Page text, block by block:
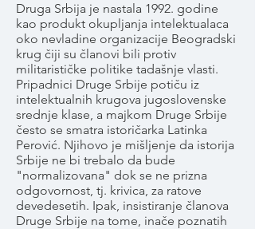
Druga Srbija je nastala 1992. godine
kao produkt okupljanja intelektualaca
oko nevladine organizacije Beogradski
krug čiji su članovi bili protiv
militarističke politike tadašnje vlasti.
Pripadnici Druge Srbije potiču iz
intelektualnih krugova jugoslovenske
srednje klase, a majkom Druge Srbije
često se smatra istoričarka Latinka
Perović. Njihovo je mišljenje da istorija
Srbije ne bi trebalo da bude
"normalizovana" dok se ne prizna
odgovornost, tj. krivica, za ratove
devedesetih. Ipak, insistiranje članova
Druge Srbije na tome, inače poznatih